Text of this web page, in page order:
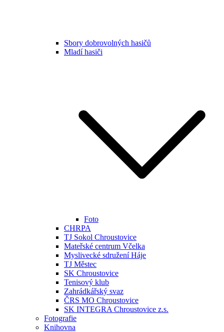
Sbory dobrovolných hasičů
Mladí hasiči
Foto
CHRPA
TJ Sokol Chroustovice
Mateřské centrum Včelka
Myslivecké sdružení Háje
TJ Městec
SK Chroustovice
Tenisový klub
Zahrádkářský svaz
ČRS MO Chroustovice
SK INTEGRA Chroustovice z.s.
Fotografie
Knihovna